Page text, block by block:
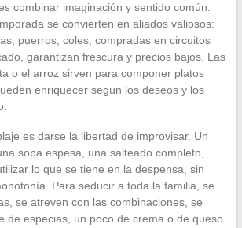
combinar imaginación y sentido común.
se convierten en aliados valiosos:
puerros, coles, compradas en circuitos
garantizan frescura y precios bajos. Las
o el arroz sirven para componer platos
enriquecer según los deseos y los
es darse la libertad de improvisar. Un
sopa espesa, una salteado completo,
lo que se tiene en la despensa, sin
Para seducir a toda la familia, se
se atreven con las combinaciones, se
de especias, un poco de crema o de queso.